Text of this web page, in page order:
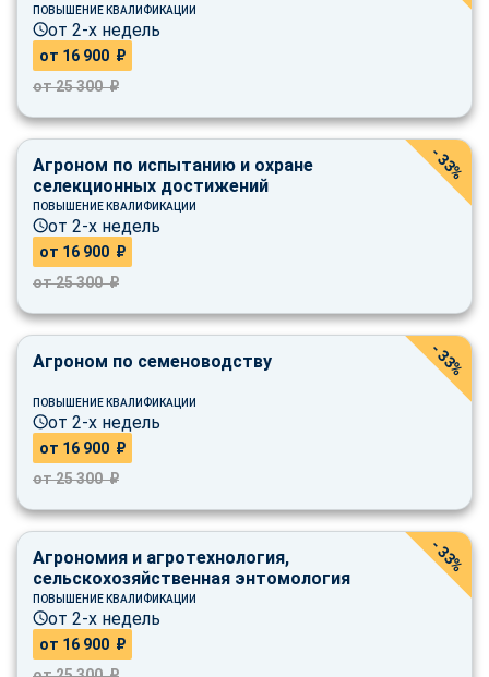
ПОВЫШЕНИЕ КВАЛИФИКАЦИИ
от 2-х недель
от 16 900 ₽
от 25 300 ₽
Агроном по испытанию и охране
селекционных достижений
ПОВЫШЕНИЕ КВАЛИФИКАЦИИ
от 2-х недель
от 16 900 ₽
от 25 300 ₽
- 33%
Агроном по семеноводству
ПОВЫШЕНИЕ КВАЛИФИКАЦИИ
от 2-х недель
от 16 900 ₽
от 25 300 ₽
- 33%
Агрономия и агротехнология,
сельскохозяйственная энтомология
ПОВЫШЕНИЕ КВАЛИФИКАЦИИ
от 2-х недель
от 16 900 ₽
- 33%